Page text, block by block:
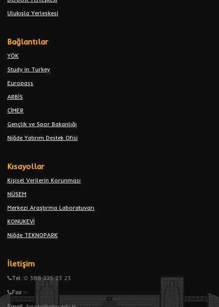
Ulukışla Yerleşkesi
Bağlantılar
YÖK
Study in Turkey
Europass
ARBİS
CİMER
Gençlik ve Spor Bakanlığı
Niğde Yatırım Destek Ofisi
Kısayollar
Kişisel Verilerin Korunması
NÜSEM
Merkezi Araştırma Laboratuvarı
KONUKEVİ
Niğde TEKNOPARK
İletişim
Tel :0 388 225 23 23
Fax :-